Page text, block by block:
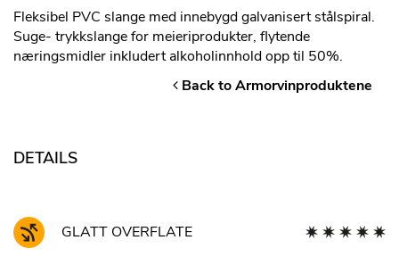
Fleksibel PVC slange med innebygd galvanisert stålspiral.
Suge- trykkslange for meieriprodukter, flytende
næringsmidler inkludert alkoholinnhold opp til 50%.
Back to Armorvinproduktene
DETAILS
GLATT OVERFLATE